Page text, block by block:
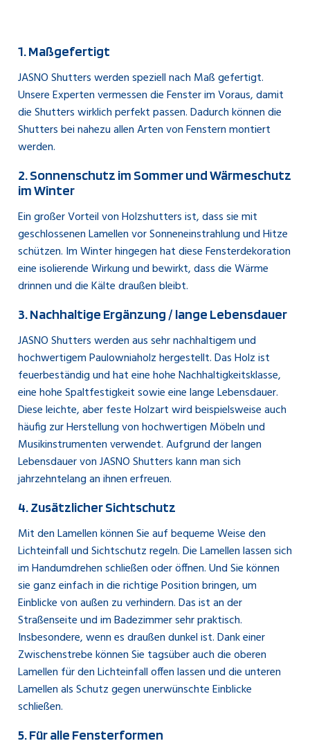
1. Maßgefertigt
JASNO Shutters werden speziell nach Maß gefertigt.
Unsere Experten vermessen die Fenster im Voraus, damit
die Shutters wirklich perfekt passen. Dadurch können die
Shutters bei nahezu allen Arten von Fenstern montiert
werden.
2. Sonnenschutz im Sommer und Wärmeschutz
im Winter
Ein großer Vorteil von Holzshutters ist, dass sie mit
geschlossenen Lamellen vor Sonneneinstrahlung und Hitze
schützen. Im Winter hingegen hat diese Fensterdekoration
eine isolierende Wirkung und bewirkt, dass die Wärme
drinnen und die Kälte draußen bleibt.
3. Nachhaltige Ergänzung / lange Lebensdauer
JASNO Shutters werden aus sehr nachhaltigem und
hochwertigem Paulowniaholz hergestellt. Das Holz ist
feuerbeständig und hat eine hohe Nachhaltigkeitsklasse,
eine hohe Spaltfestigkeit sowie eine lange Lebensdauer.
Diese leichte, aber feste Holzart wird beispielsweise auch
häufig zur Herstellung von hochwertigen Möbeln und
Musikinstrumenten verwendet. Aufgrund der langen
Lebensdauer von JASNO Shutters kann man sich
jahrzehntelang an ihnen erfreuen.
4. Zusätzlicher Sichtschutz
Mit den Lamellen können Sie auf bequeme Weise den
Lichteinfall und Sichtschutz regeln. Die Lamellen lassen sich
im Handumdrehen schließen oder öffnen. Und Sie können
sie ganz einfach in die richtige Position bringen, um
Einblicke von außen zu verhindern. Das ist an der
Straßenseite und im Badezimmer sehr praktisch.
Insbesondere, wenn es draußen dunkel ist. Dank einer
Zwischenstrebe können Sie tagsüber auch die oberen
Lamellen für den Lichteinfall offen lassen und die unteren
Lamellen als Schutz gegen unerwünschte Einblicke
schließen.
5. Für alle Fensterformen